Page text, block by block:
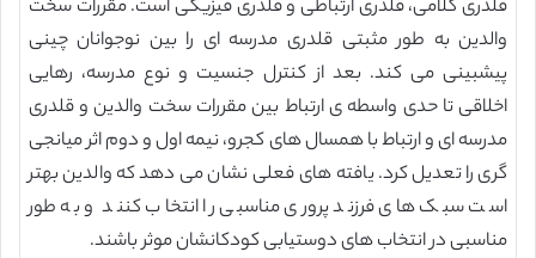
قلدری کلامی، قلدری ارتباطی و قلدری فیزیکی است. مقررات سخت
والدین به طور مثبتی قلدری مدرسه ای را بین نوجوانان چینی
پیشبینی می کند. بعد از کنترل جنسیت و نوع مدرسه، رهایی
اخلاقی تا حدی واسطه ی ارتباط بین مقررات سخت والدین و قلدری
مدرسه ای و ارتباط با همسال های کجرو، نیمه اول و دوم اثر میانجی
گری را تعدیل کرد. یافته های فعلی نشان می دهد که والدین بهتر
است سبک های فرزند پروری مناسبی را انتخاب کنند و به طور
مناسبی در انتخاب های دوستیابی کودکانشان موثر باشند.